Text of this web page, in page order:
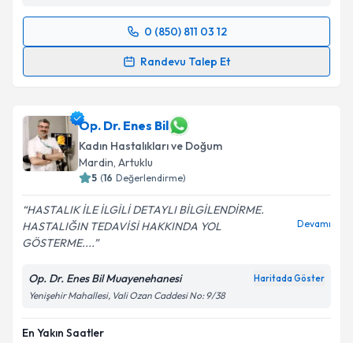
Takvim Talebini Gönder
0 (850) 811 03 12
Randevu Talep Et
Randevu Takvimi Talebi
almanız için bir takvim hazırlandığında e-posta ile
bilgilendireceğiz.
E-posta Adresiniz
Kişisel verilerimin işlenmesine ilişkin
kapsamda işlenmesini kabul ediyorum.
Op. Dr. Enes Bil
Kadın Hastalıkları ve Doğum
Mardin, Artuklu
5 (16 Değerlendirme)
HASTALIK İLE İLGİLİ DETAYLI BİLGİLENDİRME.
HASTALIĞIN TEDAVİSİ HAKKINDA YOL
GÖSTERME....
Devamı
Op. Dr. Enes Bil Muayenehanesi Haritada Göster
Yenişehir Mahallesi, Vali Ozan Caddesi No: 9/38
En Yakın Saatler